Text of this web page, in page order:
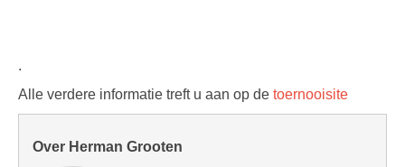
.
Alle verdere informatie treft u aan op de toernooisite
Over Herman Grooten